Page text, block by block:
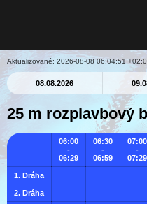
Aktualizované: 2026-08-08 06:04:51
08.08.2026
25 m rozplavbový
06:00
-
06:29
06:30
-
06:59
07:00
-
07:29
1. Dráha
2. Dráha